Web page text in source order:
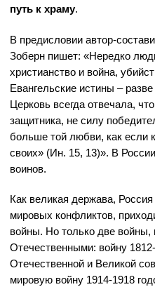
путь к храму.
В предисловии автор-
Зоберн пишет: «Нередко
христианство и война,
Евангельские истины –
Церковь всегда отвечала,
защитника, не силу
больше той любви, как если
своих» (Ин. 15, 13)». В
воинов.
Как великая держава,
мировых конфликтов,
войны. Но только две
Отечественными: войну
Отечественной и Великой
мировую войну 1914-1918